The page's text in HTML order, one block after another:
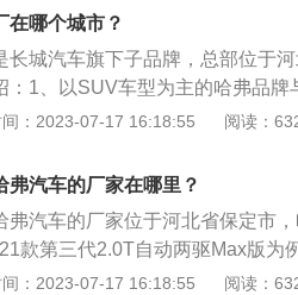
的标识，独立的产品研发、生产
下包含H系、F系、M系三个车系
旗下车型哈弗H6取得累计66个月
者，在长城SUV产品当中起到了
一款重要轿车车型，是SUV系列
，特别是柴油发动机在油耗和动
汽车股份有限公司的简称，长城
企业，成立于1984年，公司总部
在哪个城市？
长城汽车旗下子品牌，总部位于
：1、以SUV车型为主的哈弗品
立的产品研发、生产、服务等体
F系两大车系。哈佛厂主要生产
H7、H8、H9，体现了哈弗不同于
：2023-07-17 16:18:55 阅读：
弗汽车的厂家在哪里？
弗汽车的厂家位于河北省保定市
款第三代2.0T自动两驱Max版为
，轴距为2738mm，车身结
：2023-07-17 16:18:55 阅读：